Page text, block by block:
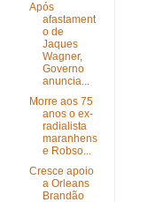
Após
afastament
o de
Jaques
Wagner,
Governo
anuncia...
Morre aos 75
anos o ex-
radialista
maranhens
e Robso...
Cresce apoio
a Orleans
Brandão